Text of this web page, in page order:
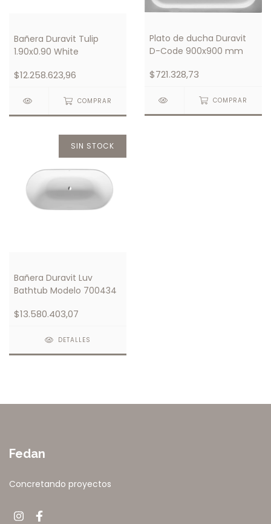
Bañera Duravit Tulip
1.90x0.90 White
$12.258.623,96
COMPRAR
Plato de ducha Duravit
D-Code 900x900 mm
$721.328,73
COMPRAR
SIN STOCK
Bañera Duravit Luv
Bathtub Modelo 700434
$13.580.403,07
DETALLES
Fedan
Concretando proyectos